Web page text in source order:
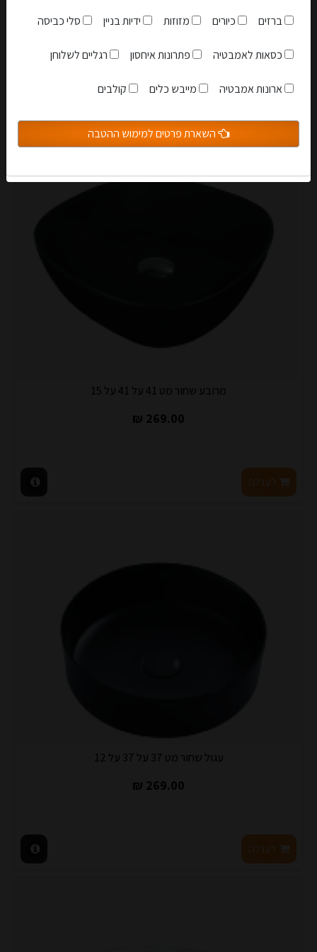
269.00 ₪
לעגלה
מרובע שחור מט 41 על 41 על 15
269.00 ₪
לעגלה
עגול שחור מט 37 על 37 על 12
269.00 ₪
לעגלה
אני מאשר שקראתי והבנתי אתתקנון האתר
הצטרפות למועדון
ברזים כיורים מזוזות ידיות בניין סלי כביסה
כסאות לאמבטיה פתרונות איחסון רגליים לשלוחן
ארונות אמבטיה מייבש כלים קולבים
השארת פרטים למימוש ההטבה